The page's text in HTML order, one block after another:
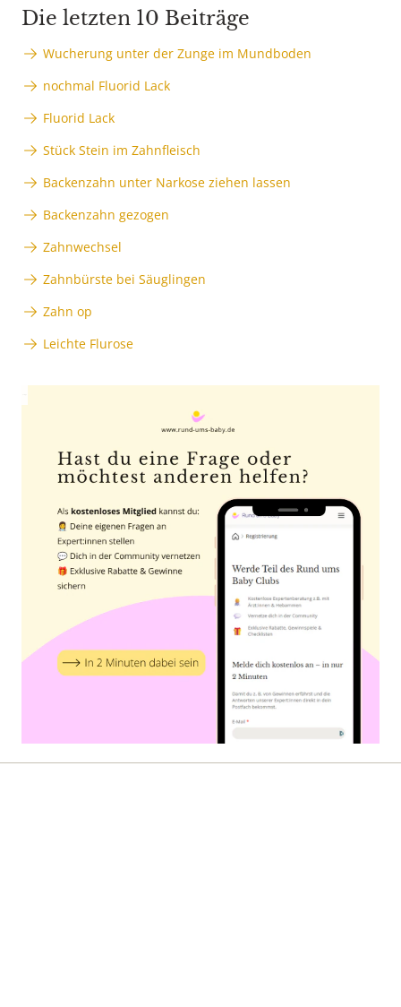
Die letzten 10 Beiträge
Wucherung unter der Zunge im Mundboden
nochmal Fluorid Lack
Fluorid Lack
Stück Stein im Zahnfleisch
Backenzahn unter Narkose ziehen lassen
Backenzahn gezogen
Zahnwechsel
Zahnbürste bei Säuglingen
Zahn op
Leichte Flurose